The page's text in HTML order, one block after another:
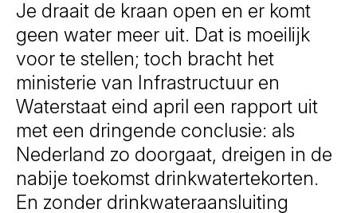
Je draait de kraan open en er komt
geen water meer uit. Dat is moeilijk
voor te stellen; toch bracht het
ministerie van Infrastructuur en
Waterstaat eind april een rapport uit
met een dringende conclusie: als
Nederland zo doorgaat, dreigen in de
nabije toekomst drinkwatertekorten.
En zonder drinkwateraansluiting